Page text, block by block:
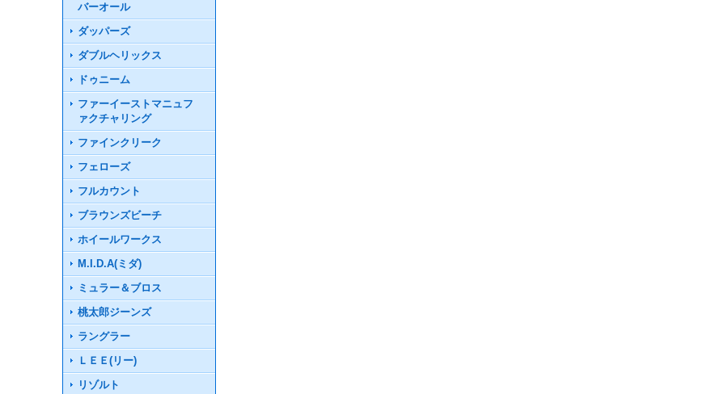
バーオール
ダッパーズ
ダブルヘリックス
ドゥニーム
ファーイーストマニュフ
ァクチャリング
ファインクリーク
フェローズ
フルカウント
ブラウンズビーチ
ホイールワークス
M.I.D.A(ミダ)
ミュラー＆ブロス
桃太郎ジーンズ
ラングラー
ＬＥＥ(リー)
リゾルト